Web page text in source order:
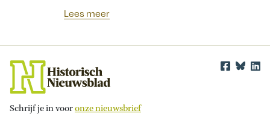
Lees meer
Schrijf je in vooronze nieuwsbrief